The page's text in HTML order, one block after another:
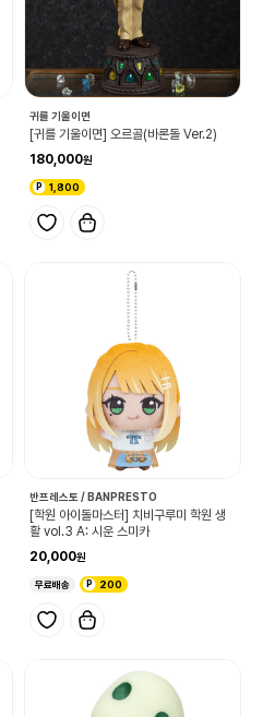
귀를 기울이면
[귀를 기울이면] 오르골(바론돌 Ver.2)
180,000
1,800
반프레스토 / BANPRESTO
[학원 아이돌마스터] 치비구루미 학원 생
활 vol.3 A: 시운 스미카
20,000
무료배송 200